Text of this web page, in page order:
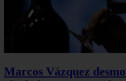
Marcos Vázquez